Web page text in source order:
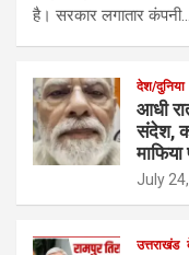
है। सरकार लगातार कंपनी…
देश/दुनिया
आधी
संदेश,
माफिया
July
उत्तराखंड